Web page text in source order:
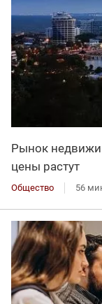
Рынок
цены растут
Общество 56